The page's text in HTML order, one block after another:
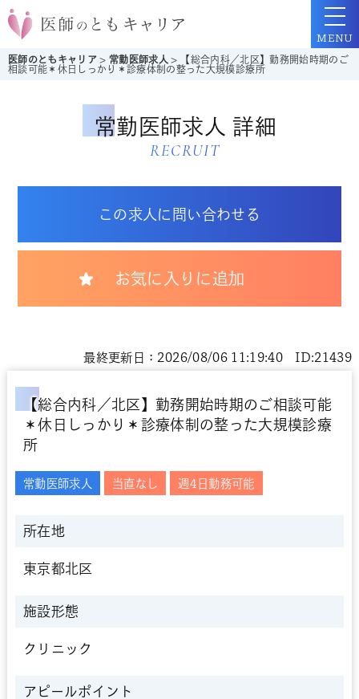
医師のともキャリア >常勤医師求人 >
【総合内科／北区】勤務開始時期のご
相談可能＊休日しっかり＊診療体制の整った大規模診療所
MENU
常勤医師求人 詳細
RECRUIT
この求人に問い合わせる
お気に入りに追加
【総合内科／北区】勤務開始時期のご相談可能
＊休日しっかり＊診療体制の整った大規模診療
所
最終更新日：2026/08/06 11:19:40 ID:21439
常勤医師求人 当直なし 週4日勤務可能
所在地
東京都北区
施設形態
クリニック
アピールポイント